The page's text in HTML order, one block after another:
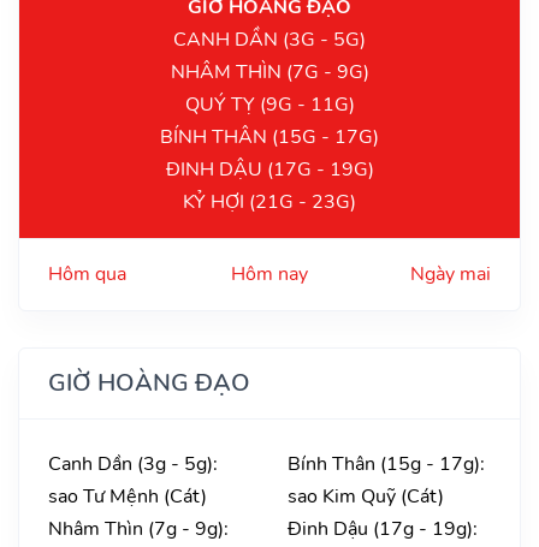
GIỜ HOÀNG ĐẠO
CANH DẦN (3G - 5G)
NHÂM THÌN (7G - 9G)
QUÝ TỴ (9G - 11G)
BÍNH THÂN (15G - 17G)
ĐINH DẬU (17G - 19G)
KỶ HỢI (21G - 23G)
Hôm qua Hôm nay Ngày mai
GIỜ HOÀNG ĐẠO
Canh Dần (3g - 5g):
sao Tư Mệnh (Cát)
Nhâm Thìn (7g - 9g):
Bính Thân (15g - 17g):
sao Kim Quỹ (Cát)
Đinh Dậu (17g - 19g):